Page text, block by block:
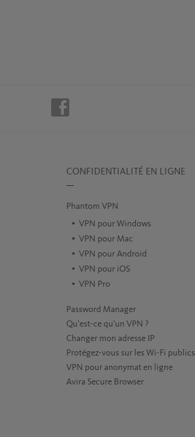
CONFIDENTIALITÉ EN LIGNE
Phantom VPN
VPN pour Windows
VPN pour Mac
VPN pour Android
VPN pour iOS
VPN Pro
Password Manager
Qu’est-ce qu’un VPN ?
Changer mon adresse IP
Protégez-vous sur les Wi-Fi publics
VPN pour anonymat en ligne
Avira Secure Browser